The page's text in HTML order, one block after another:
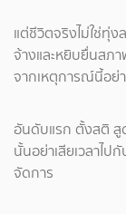
แต่ชีวิตจริงไม่ใช่ทุ่ง
จ้างและหยิบยื่นสภา
จากเหตุการณ์นี้อย่า
อันดับแรก ตั้งสติ สู
นั้นอย่าเสียเวลาไป
จัดการ